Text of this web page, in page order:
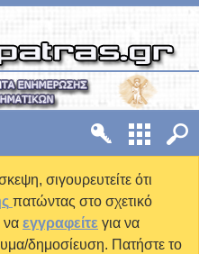
σιγουρευτείτε ότι
πατώντας στο σχετικό
να εγγραφείτε για να
δημοσίευση. Πατήστε το